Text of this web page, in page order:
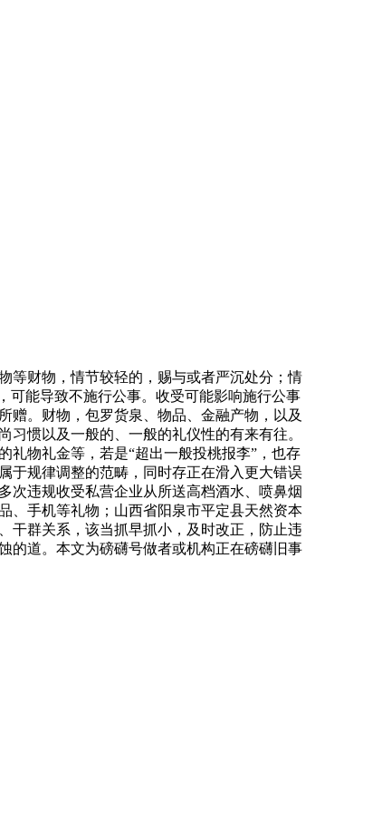
财物，情节较轻的，赐与或者严沉处分；情
可能导致不施行公事。收受可能影响施行公事
赠。财物，包罗货泉、物品、金融产物，以及
惯以及一般的、一般的礼仪性的有来有往。
礼物礼金等，若是“超出一般投桃报李”，也存
于规律调整的范畴，同时存正在滑入更大错误
次违规收受私营企业从所送高档酒水、喷鼻烟
、手机等礼物；山西省阳泉市平定县天然资本
干群关系，该当抓早抓小，及时改正，防止违
的道。本文为磅礴号做者或机构正在磅礴旧事